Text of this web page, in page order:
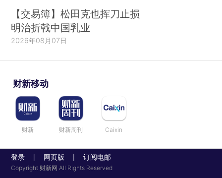
【交易簿】松田克也挥刀止损
明治折戟中国乳业
2026年08月07日
财新移动
财新 财新周刊 Caixin
登录 网页版 订阅电邮
Copyright 财新网 All Rights Reserved